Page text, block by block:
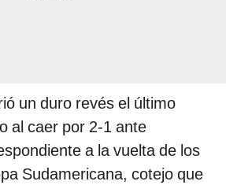
un duro revés el último
al caer por 2-1 ante
a la vuelta de los
Sudamericana, cotejo que